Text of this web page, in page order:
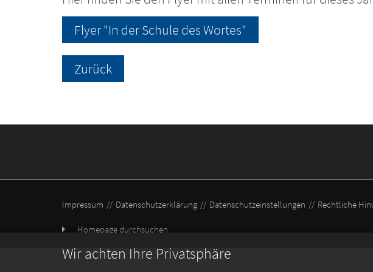
Wir achten Ihre Privatsphäre
Flyer "In der Schule des Wortes"
Zurück
Impressum Datenschutzerklärung Datenschutzeinstellungen Rechtliche
Homepage durchsuchen